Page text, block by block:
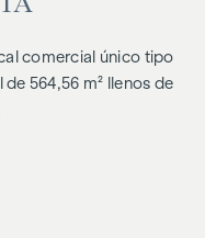
y visibilidad
comercial único tipo
564,56 m² llenos de